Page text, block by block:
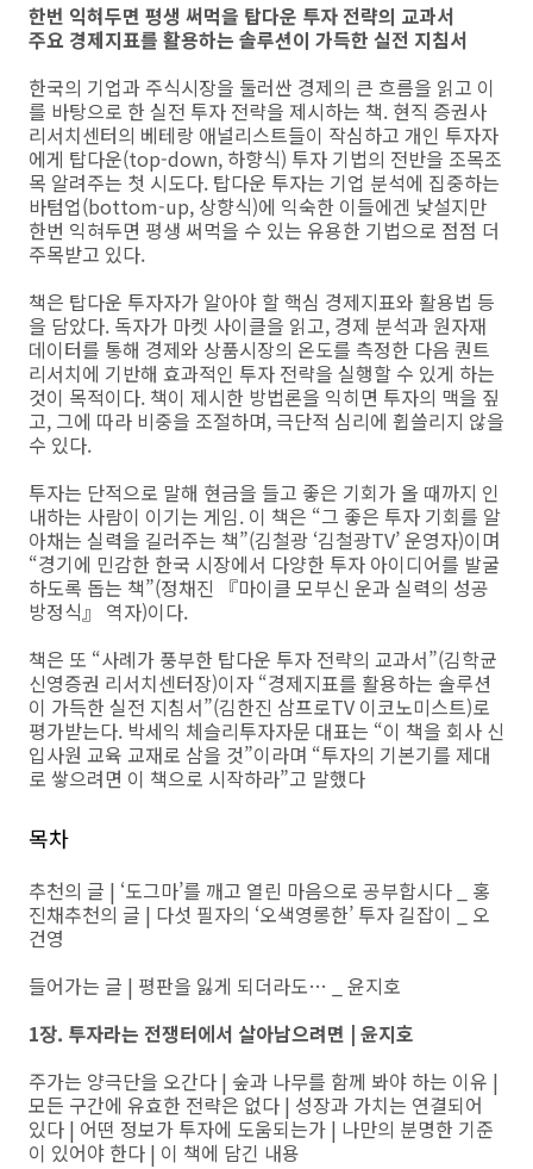
한번 익혀두면 평생 써먹을 탑다운 투자 전략의 교과서
주요 경제지표를 활용하는 솔루션이 가득한 실전 지침서
한국의 기업과 주식시장을 둘러싼 경제의 큰 흐름을 읽고 이
를 바탕으로 한 실전 투자 전략을 제시하는 책. 현직 증권사
리서치센터의 베테랑 애널리스트들이 작심하고 개인 투자자
에게 탑다운(top-down, 하향식) 투자 기법의 전반을 조목조
목 알려주는 첫 시도다. 탑다운 투자는 기업 분석에 집중하는
바텀업(bottom-up, 상향식)에 익숙한 이들에겐 낯설지만
한번 익혀두면 평생 써먹을 수 있는 유용한 기법으로 점점 더
주목받고 있다.
책은 탑다운 투자자가 알아야 할 핵심 경제지표와 활용법 등
을 담았다. 독자가 마켓 사이클을 읽고, 경제 분석과 원자재
데이터를 통해 경제와 상품시장의 온도를 측정한 다음 퀀트
리서치에 기반해 효과적인 투자 전략을 실행할 수 있게 하는
것이 목적이다. 책이 제시한 방법론을 익히면 투자의 맥을 짚
고, 그에 따라 비중을 조절하며, 극단적 심리에 휩쓸리지 않을
수 있다.
투자는 단적으로 말해 현금을 들고 좋은 기회가 올 때까지 인
내하는 사람이 이기는 게임. 이 책은 “그 좋은 투자 기회를 알
아채는 실력을 길러주는 책”(김철광 ‘김철광TV’ 운영자)이며
“경기에 민감한 한국 시장에서 다양한 투자 아이디어를 발굴
하도록 돕는 책”(정채진 『마이클 모부신 운과 실력의 성공
방정식』 역자)이다.
책은 또 “사례가 풍부한 탑다운 투자 전략의 교과서”(김학균
신영증권 리서치센터장)이자 “경제지표를 활용하는 솔루션
이 가득한 실전 지침서”(김한진 삼프로TV 이코노미스트)로
평가받는다. 박세익 체슬리투자자문 대표는 “이 책을 회사 신
입사원 교육 교재로 삼을 것”이라며 “투자의 기본기를 제대
로 쌓으려면 이 책으로 시작하라”고 말했다
목차
추천의 글 | ‘도그마’를 깨고 열린 마음으로 공부합시다 _ 홍
진채추천의 글 | 다섯 필자의 ‘오색영롱한’ 투자 길잡이 _ 오
건영
들어가는 글 | 평판을 잃게 되더라도… _ 윤지호
1장. 투자라는 전쟁터에서 살아남으려면 | 윤지호
주가는 양극단을 오간다 | 숲과 나무를 함께 봐야 하는 이유 |
모든 구간에 유효한 전략은 없다 | 성장과 가치는 연결되어
있다 | 어떤 정보가 투자에 도움되는가 | 나만의 분명한 기준
이 있어야 한다 | 이 책에 담긴 내용